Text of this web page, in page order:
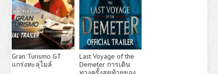
Gran Turismo GT
แกร่งทะลุไมล์
Last Voyage of the
Demeter การเดิน